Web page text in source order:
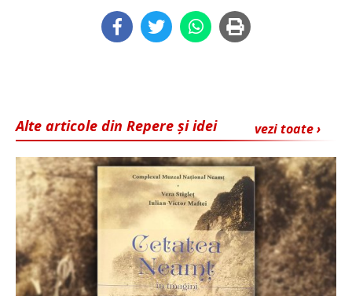
vezi toate ›
Alte articole din Repere și idei